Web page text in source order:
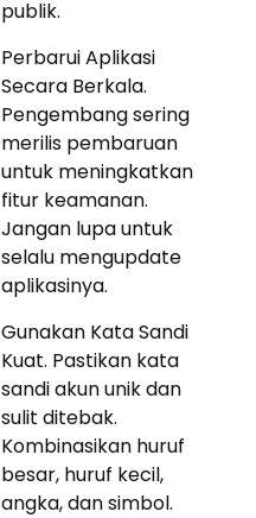
publik.
Perbarui Aplikasi
Secara Berkala.
Pengembang sering
merilis pembaruan
untuk meningkatkan
fitur keamanan.
Jangan lupa untuk
selalu mengupdate
aplikasinya.
Gunakan Kata Sandi
Kuat. Pastikan kata
sandi akun unik dan
sulit ditebak.
Kombinasikan huruf
besar, huruf kecil,
angka, dan simbol.